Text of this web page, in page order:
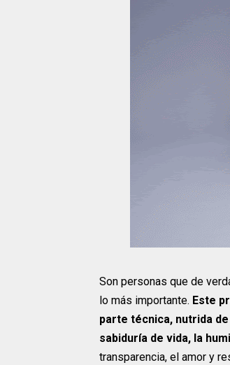
Son personas que de
lo más importante. Este
parte técnica, nutrida
sabiduría de vida, la
transparencia, el amor y